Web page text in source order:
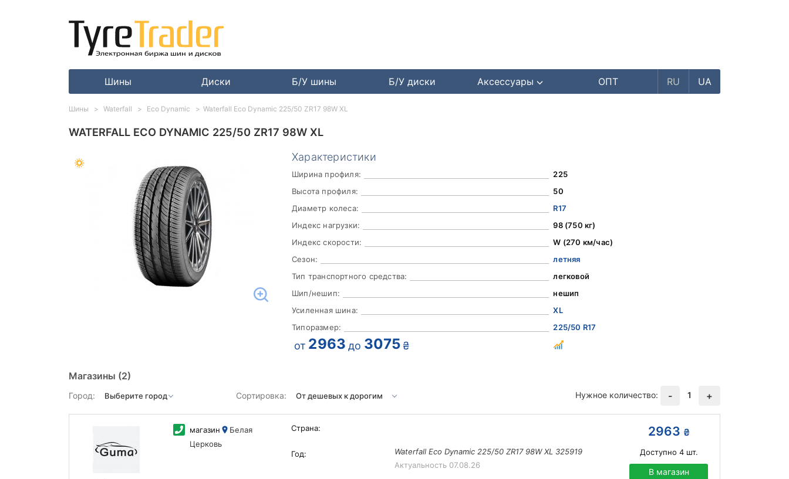
Шины Диски Б/У шины Б/У диски Аксессуары ОПТ RU UA
WATERFALL ECO DYNAMIC 225/50 ZR17 98W XL
Характеристики
Ширина профиля:
225
Высота профиля:
50
Диаметр колеса:
R17
Индекс нагрузки:
98 (750 кг)
Индекс скорости:
W (270 км/час)
Сезон:
летняя
Тип транспортного средства:
легковой
Шип/нешип:
нешип
Усиленная шина:
XL
Типоразмер:
225/50 R17
от 2963 до 3075 ₴
Магазины (2)
Город: Сортировка: Нужное количество: - 1 +
магазин
Белая
Церковь
Страна:
Год:
Waterfall Eco Dynamic 225/50 ZR17 98W XL 325919
Актуальность 07.08.26
2963 ₴
Доступно 4шт.
В магазин
Шины Waterfall Eco Dynamic Waterfall Eco Dynamic 225/50 ZR17 98W XL